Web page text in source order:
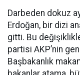
Darbeden dokuz
Erdoğan, bir dizi
gitti. Bu
partisi AKP’nin
Başbakanlık